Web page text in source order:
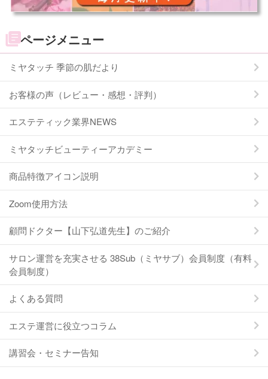
ページメニュー
ミヤタッチ 季節の肌だより
お客様の声（レビュー・感想・評判）
エステティック業界NEWS
ミヤタッチビューティーアカデミー
商品特徴アイコン説明
Zoom使用方法
顧問ドクター【山下弘道先生】のご紹介
サロン運営を充実させる 38Sub（ミヤサブ）会員制度（有料
会員制度）
よくある質問
エステ運営に役立つコラム
講習会・セミナー告知